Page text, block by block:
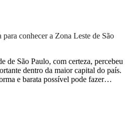
conhecer a Zona Leste de São
de São Paulo, com certeza, percebeu
dentro da maior capital do país.
e barata possível pode fazer…